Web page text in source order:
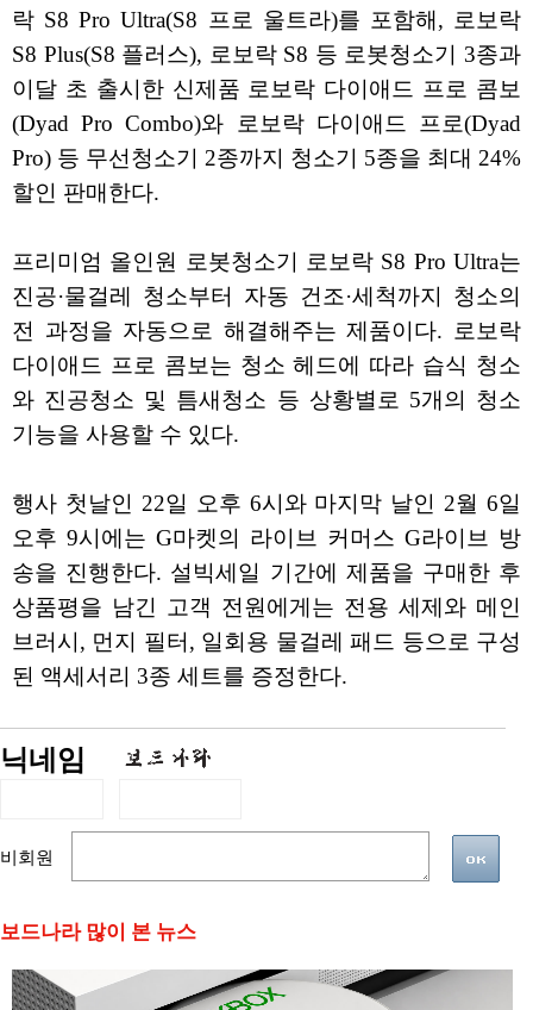
락 S8 Pro Ultra(S8 프로 울트라)를 포함해, 로보락
S8 Plus(S8 플러스), 로보락 S8 등 로봇청소기 3종과
이달 초 출시한 신제품 로보락 다이애드 프로 콤보
(Dyad Pro Combo)와 로보락 다이애드 프로(Dyad
Pro) 등 무선청소기 2종까지 청소기 5종을 최대 24%
할인 판매한다.
프리미엄 올인원 로봇청소기 로보락 S8 Pro Ultra는
진공·물걸레 청소부터 자동 건조·세척까지 청소의
전 과정을 자동으로 해결해주는 제품이다. 로보락
다이애드 프로 콤보는 청소 헤드에 따라 습식 청소
와 진공청소 및 틈새청소 등 상황별로 5개의 청소
기능을 사용할 수 있다.
행사 첫날인 22일 오후 6시와 마지막 날인 2월 6일
오후 9시에는 G마켓의 라이브 커머스 G라이브 방
송을 진행한다. 설빅세일 기간에 제품을 구매한 후
상품평을 남긴 고객 전원에게는 전용 세제와 메인
브러시, 먼지 필터, 일회용 물걸레 패드 등으로 구성
된 액세서리 3종 세트를 증정한다.
닉네임
비회원
보드나라 많이 본 뉴스